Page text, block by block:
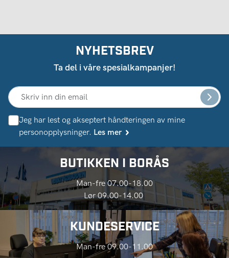
NYHETSBREV
Ta del i våre spesialkampanjer!
Jeg har lest og akseptert håndteringen av mine
personopplysninger. Les mer
BUTIKKEN I BORÅS
Man-fre 07.00-18.00
Lør 09.00-14.00
KUNDESERVICE
Man-fre 09.00-11.00